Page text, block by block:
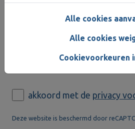
Schrijf je in op onze
akkoord met de privacy
Deze website is beschermd door
Alle cookies
Alle cookies
Cookievoorkeuren